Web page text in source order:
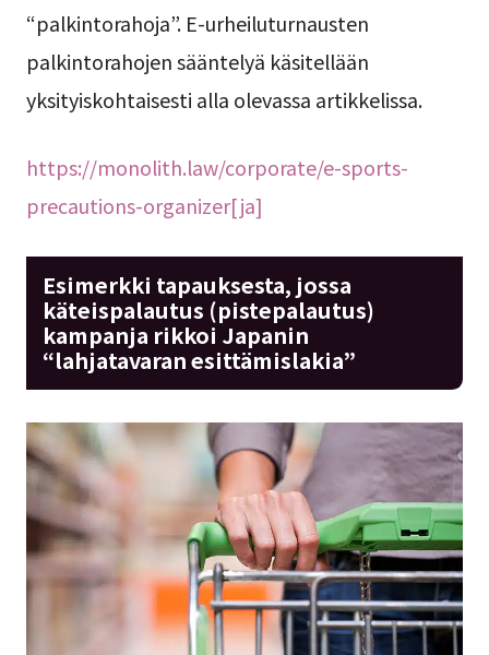
“palkintorahoja”. E-urheiluturnausten
palkintorahojen sääntelyä käsitellään
yksityiskohtaisesti alla olevassa artikkelissa.
https://monolith.law/corporate/e-sports-
precautions-organizer[ja]
Esimerkki tapauksesta, jossa
käteispalautus (pistepalautus)
kampanja rikkoi Japanin
“lahjatavaran esittämislakia”